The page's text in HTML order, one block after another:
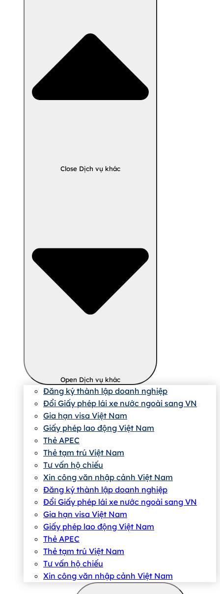
Close Dịch vụ khác
Open Dịch vụ khác
Đăng ký thành lập doanh nghiệp
Đổi Giấy phép lái xe nước ngoài sang VN
Gia hạn visa Việt Nam
Giấy phép lao động Việt Nam
Thẻ APEC
Thẻ tạm trú Việt Nam
Tư vấn hộ chiếu
Xin công văn nhập cảnh Việt Nam
Đăng ký thành lập doanh nghiệp
Đổi Giấy phép lái xe nước ngoài sang VN
Gia hạn visa Việt Nam
Giấy phép lao động Việt Nam
Thẻ APEC
Thẻ tạm trú Việt Nam
Tư vấn hộ chiếu
Xin công văn nhập cảnh Việt Nam